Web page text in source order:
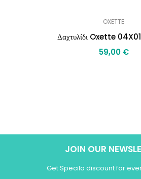
OXETTE
Δαχτυλίδι Oxette
59,00 €
JOIN OUR
Get Specila discount for